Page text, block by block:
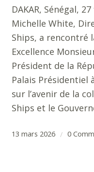
DAKAR, Sénégal,
Michelle White,
Ships, a rencontré
Excellence
Président de la
Palais Présidentiel
sur l’avenir de la
Ships et le
13 mars 2026 / 0